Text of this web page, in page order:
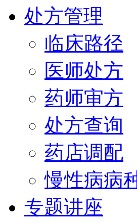
处方管理
临床路径
医师处方
药师审方
处方查询
药店调配
慢性病病
专题讲座